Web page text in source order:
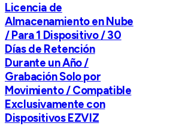
Licencia de
Almacenamiento en Nube
/ Para 1 Dispositivo / 30
Días de Retención
Durante un Año /
Grabación Solo por
Movimiento / Compatible
Exclusivamente con
Dispositivos EZVIZ